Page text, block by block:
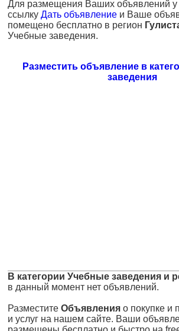
Для размещения Ваших объявлений у
ссылку Дать объявление и Ваше
помещено бесплатно в регион
Учебные заведения.
Разместить объявление в
заведения
В категории Учебные заведения и
в данный момент нет объявлений.
Разместите Объявления о покупке и
и услуг на нашем сайте. Ваши